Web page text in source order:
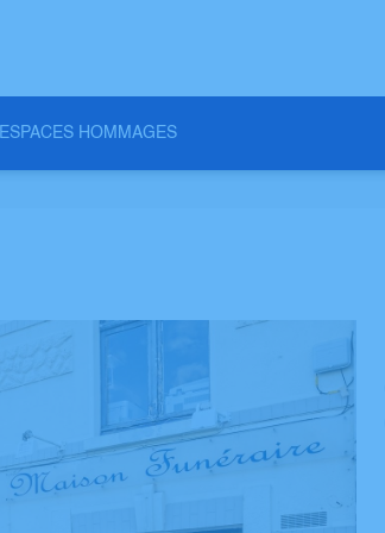
ESPACES HOMMAGES